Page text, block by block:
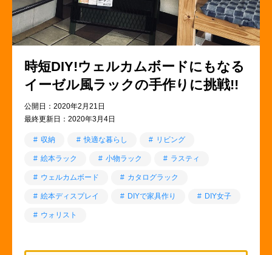
時短DIY!ウェルカムボードにもなる
イーゼル風ラックの手作りに挑戦!!
公開日：2020年2月21日
最終更新日：2020年3月4日
収納 快適な暮らし リビング
絵本ラック 小物ラック ラスティ
ウェルカムボード カタログラック
絵本ディスプレイ DIYで家具作り DIY女子
ウォリスト